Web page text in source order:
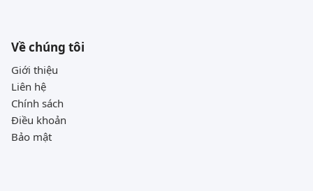
Về chúng tôi
Giới thiệu
Liên hệ
Chính sách
Điều khoản
Bảo mật